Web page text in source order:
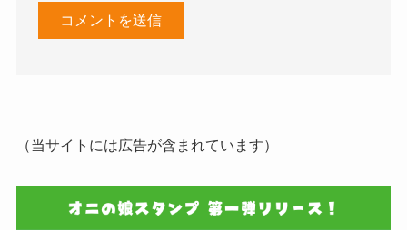
（当サイトには広告が含まれています）